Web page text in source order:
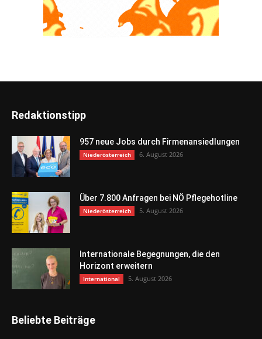
Redaktionstipp
957 neue Jobs durch Firmenansiedlungen
Niederösterreich 6. August 2026
Über 7.800 Anfragen bei NÖ Pflegehotline
Niederösterreich 5. August 2026
Internationale Begegnungen, die den
Horizont erweitern
International 5. August 2026
Beliebte Beiträge